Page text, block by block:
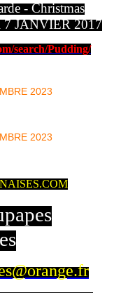
- Christmas
7 JANVIER 2017
search/Pudding/